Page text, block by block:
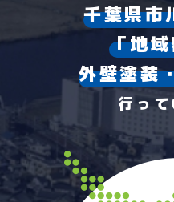
千葉県市
「地
外壁塗装
行って